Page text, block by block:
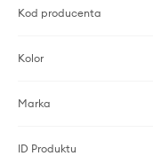
Kod producenta
Kolor
Marka
ID Produktu